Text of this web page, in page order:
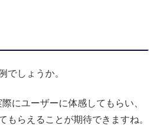
でしょうか。
にユーザーに体感してもらい、
もらえることが期待できますね。